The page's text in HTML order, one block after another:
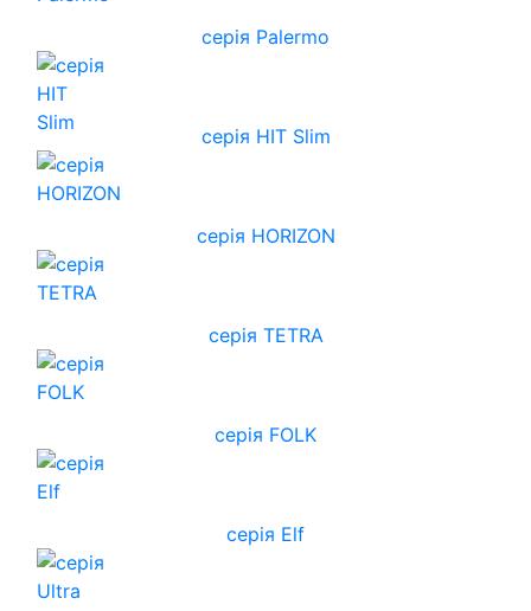
серія Palermo
серія HIT Slim
cерія HORIZON
серія TETRA
серія FOLK
серія Elf